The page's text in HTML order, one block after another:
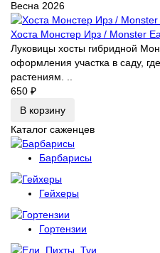
Весна 2026
Хоста Монстер Ирз / Monster
Луковицы хосты гибридной
оформления участка в саду,
растениям. ..
650 ₽
В корзину
Каталог саженцев
Барбарисы
Гейхеры
Гортензии